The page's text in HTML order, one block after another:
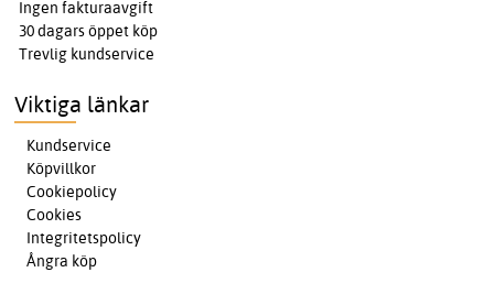
Ingen fakturaavgift
30 dagars öppet köp
Trevlig kundservice
Viktiga länkar
Kundservice
Köpvillkor
Cookiepolicy
Cookies
Integritetspolicy
Ångra köp